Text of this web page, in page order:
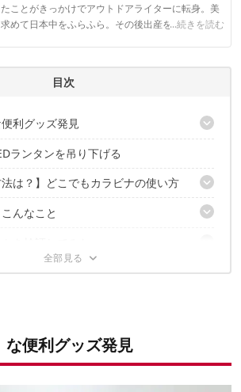
ことがきっかけでアウトドアライターに転身。美
めて日本中をふらふら。その後出産を機にデュオ
...続きを読む
のプロフィール
目次
便利グッズ発見
もカラビナ」
ランタンを吊り下げる
法は？】どこでもカラビナの使い方
取り付けるときのコツ
んなこと
いのか？
な便利グッズ発見